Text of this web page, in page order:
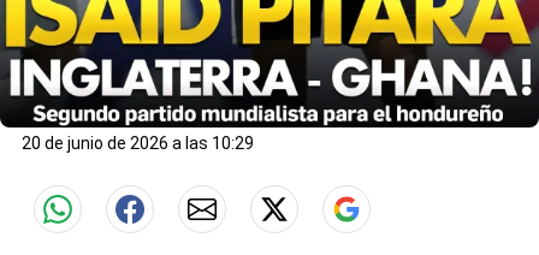
20 de junio de 2026 a las 10:29